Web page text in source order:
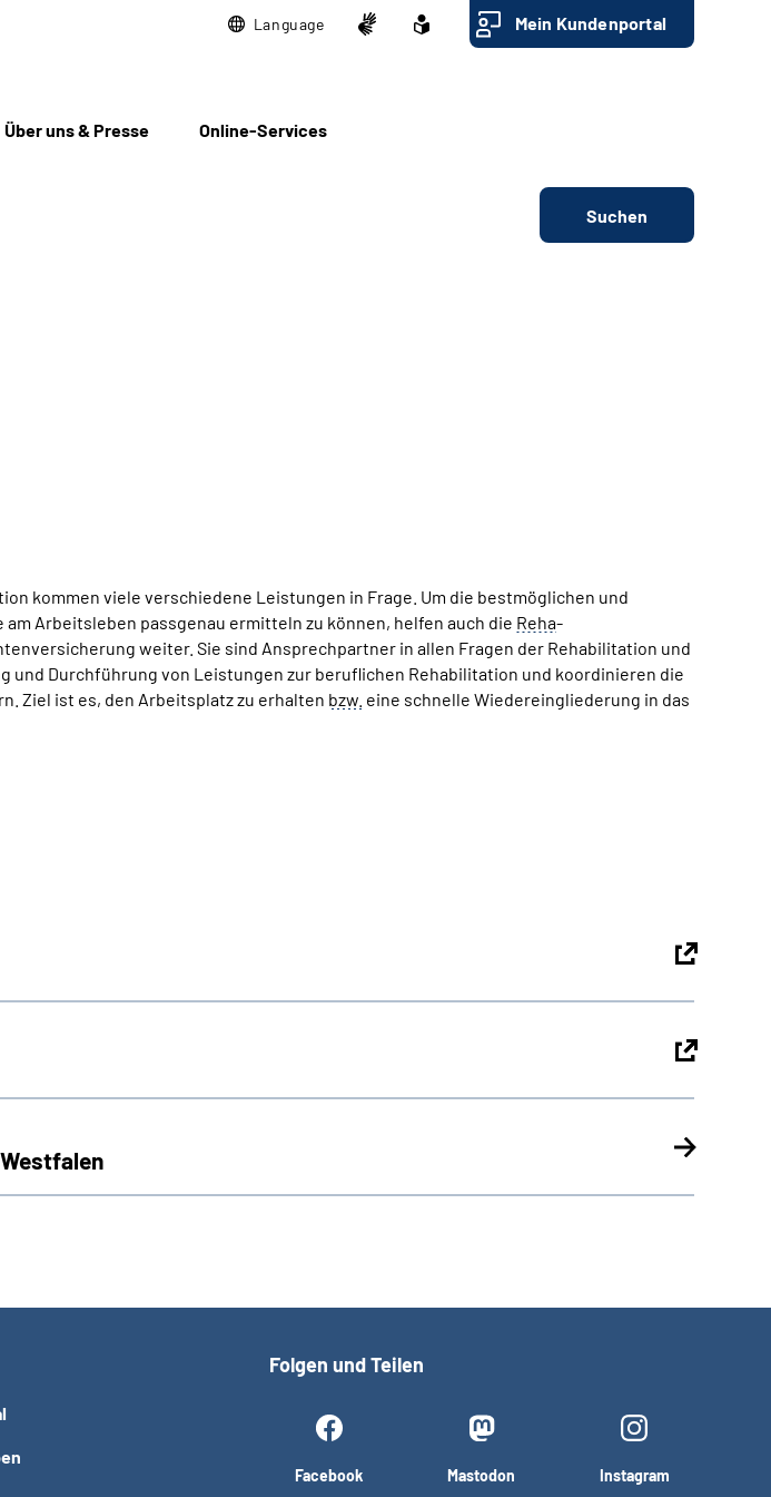
Language Mein Kundenportal
Über uns & Presse Online-Services
Suchen
kommen viele verschiedene Leistungen in Frage. Um die bestmöglichen und
Arbeitsleben passgenau ermitteln zu können, helfen auch die Reha-
weiter. Sie sind Ansprechpartner in allen Fragen der Rehabilitation und
und Durchführung von Leistungen zur beruflichen Rehabilitation und koordinieren die
Ziel ist es, den Arbeitsplatz zu erhalten bzw. eine schnelle Wiedereingliederung in das
Folgen und Teilen
Facebook Mastodon Instagram